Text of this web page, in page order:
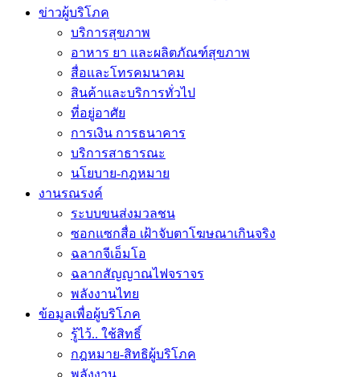
ข่าวผู้บริโภค
บริการสุขภาพ
อาหาร ยา และผลิตภัณฑ์สุขภาพ
สื่อและโทรคมนาคม
สินค้าและบริการทั่วไป
ที่อยู่อาศัย
การเงิน การธนาคาร
บริการสาธารณะ
นโยบาย-กฎหมาย
งานรณรงค์
ระบบขนส่งมวลชน
ซอกแซกสื่อ เฝ้าจับตาโฆษณาเกินจริง
ฉลากจีเอ็มโอ
ฉลากสัญญาณไฟจราจร
พลังงานไทย
ข้อมูลเพื่อผู้บริโภค
รู้ไว้.. ใช้สิทธิ์
กฎหมาย-สิทธิผู้บริโภค
พลังงาน